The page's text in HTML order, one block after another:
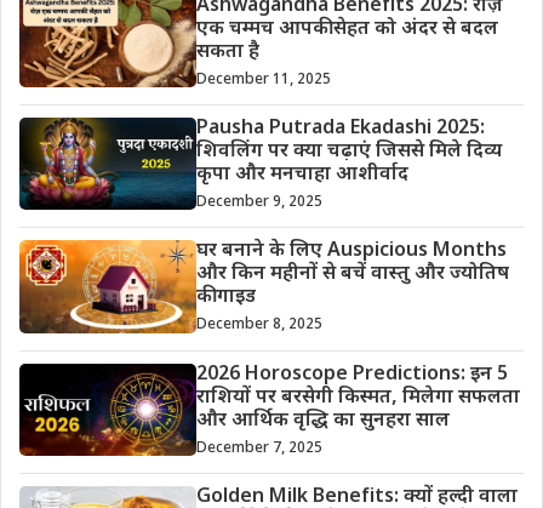
Ashwagandha Benefits 2025: रोज़
एक चम्मच आपकी सेहत को अंदर से बदल
सकता है
December 11, 2025
Pausha Putrada Ekadashi 2025:
शिवलिंग पर क्या चढ़ाएं जिससे मिले दिव्य
कृपा और मनचाहा आशीर्वाद
December 9, 2025
घर बनाने के लिए Auspicious Months
और किन महीनों से बचें वास्तु और ज्योतिष
की गाइड
December 8, 2025
2026 Horoscope Predictions: इन 5
राशियों पर बरसेगी किस्मत, मिलेगा सफलता
और आर्थिक वृद्धि का सुनहरा साल
December 7, 2025
Golden Milk Benefits: क्यों हल्दी वाला